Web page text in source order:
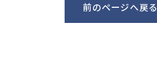
前のページへ戻る